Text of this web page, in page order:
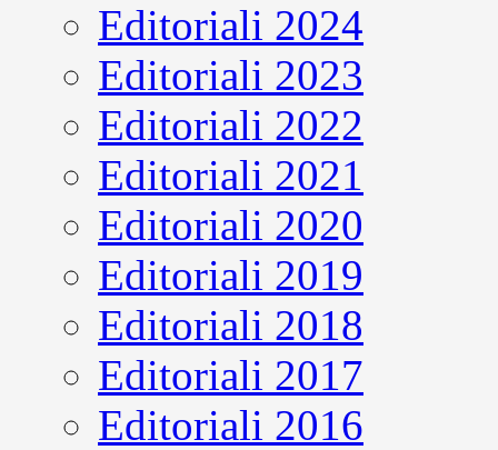
Editoriali 2024
Editoriali 2023
Editoriali 2022
Editoriali 2021
Editoriali 2020
Editoriali 2019
Editoriali 2018
Editoriali 2017
Editoriali 2016